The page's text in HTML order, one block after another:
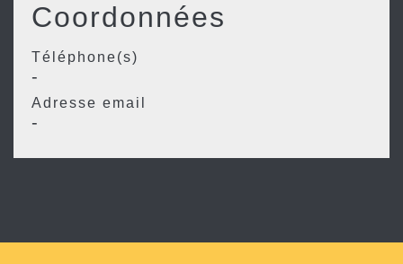
Coordonnées
Téléphone(s)
-
Adresse email
-